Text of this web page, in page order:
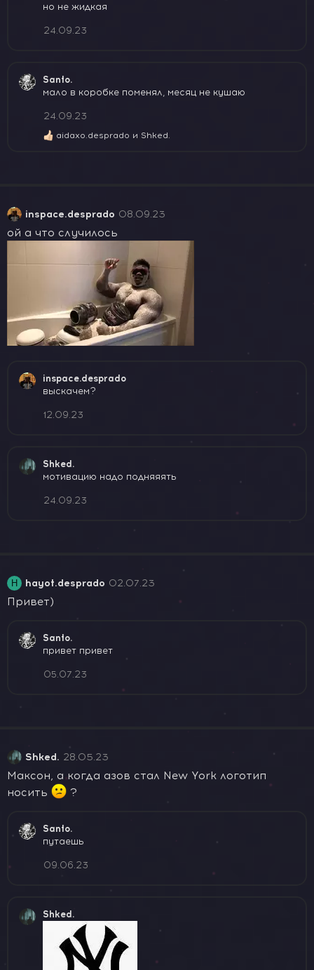
но не жидкая
24.09.23
Santo.
мало в коробке поменял, месяц не кушаю
24.09.23
Р
:
aidaxo.desprado и Shked.
inspace.desprado 08.09.23
ой а что случилось
inspace.desprado
выскачем?
12.09.23
Shked.
мотивацию надо подняяять
24.09.23
H hayot.desprado 02.07.23
Привет)
Santo.
привет привет
05.07.23
Shked. 28.05.23
Максон, а когда азов стал New York логотип
носить
?
Santo.
путаешь
09.06.23
Shked.